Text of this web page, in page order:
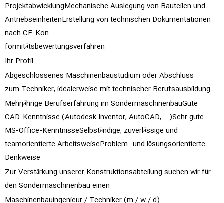
ProjektabwicklungMechanische Auslegung von Bauteilen und
AntriebseinheitenErstellung von technischen Dokumentationen
nach CE‑Kon‑
formitätsbewertungsverfahren
Ihr Profil
Abgeschlossenes Maschinenbaustudium oder Abschluss
zum Techniker, idealerweise mit technischer Berufsausbildung
Mehrjährige Berufserfahrung im SondermaschinenbauGute
CAD‑Kenntnisse (Autodesk Inventor, AutoCAD, ...)Sehr gute
MS‑Office‑KenntnisseSelbständige, zuverlässige und
teamorientierte ArbeitsweiseProblem‑ und lösungsorientierte
Denkweise
Zur Verstärkung unserer Konstruktionsabteilung suchen wir für
den Sondermaschinenbau einen
Maschinenbauingenieur / Techniker (m / w / d)